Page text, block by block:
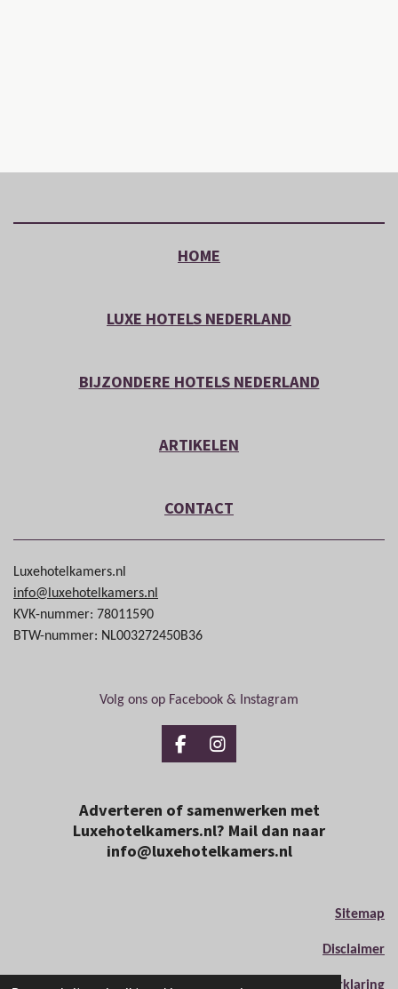
HOME
LUXE HOTELS NEDERLAND
BIJZONDERE HOTELS NEDERLAND
ARTIKELEN
CONTACT
Luxehotelkamers.nl
info@luxehotelkamers.nl
KVK-nummer: 78011590
BTW-nummer: NL003272450B36
Volg ons op Facebook & Instagram
F
b
o
o
I
a
g
r
Adverteren of samenwerken met
Luxehotelkamers.nl? Mail dan naar
info@luxehotelkamers.nl
Sitemap
Disclaimer
Privacyverklaring